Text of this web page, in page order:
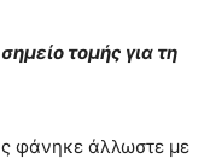
τομής για τη
φάνηκε άλλωστε με